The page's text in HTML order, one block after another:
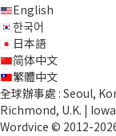
English
한국어
日本語
简体中文
繁體中文
全球辦事處 : Seoul,
Richmond, U.K. |
Wordvice © 2012-